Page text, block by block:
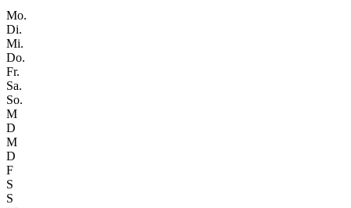
Mo.
Di.
Mi.
Do.
Fr.
Sa.
So.
M
D
M
D
F
S
S